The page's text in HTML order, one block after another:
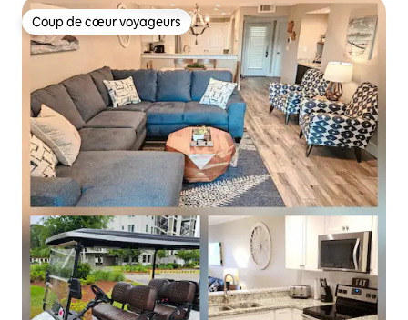
Coup de cœur voyageurs
Coup de cœur voyageurs